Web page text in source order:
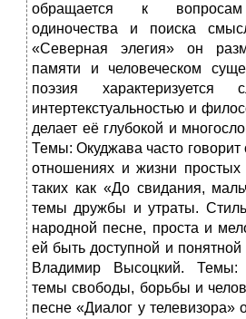
обращается к вопросам
одиночества и поиска
«Северная элегия» он
памяти и человеческом
поэзия характеризуется
интертекстуальностью и
делает её глубокой и
Темы: Окуджава часто говорит
отношениях и жизни
таких как «До свидания,
темы дружбы и утраты.
народной песне, проста и
ей быть доступной и
Владимир Высоцкий. Темы:
темы свободы, борьбы и
песне «Диалог у телевизора»